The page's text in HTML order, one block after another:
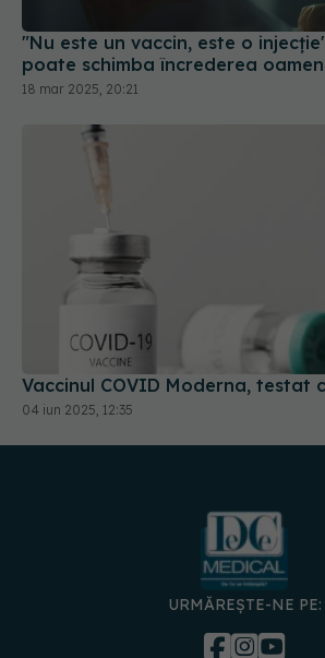
Vaccinul COVID Moderna, testat
URMĂREȘTE-NE PE:
DESCARCĂ APLICAȚIA